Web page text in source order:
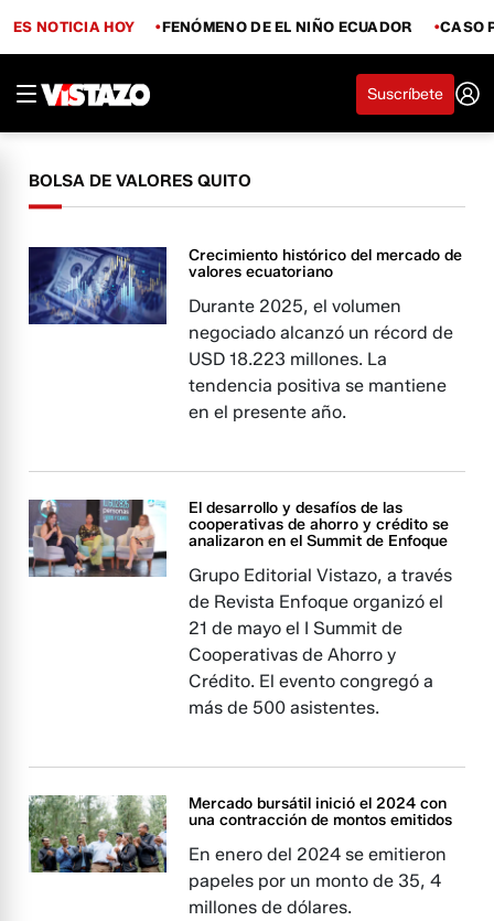
ES NOTICIA HOY FENÓMENO DE EL NIÑO ECUADOR CASO
Suscríbete
BOLSA DE VALORES QUITO
Crecimiento histórico del mercado de
valores ecuatoriano
Durante 2025, el volumen
negociado alcanzó un récord de
USD 18.223 millones. La
tendencia positiva se mantiene
en el presente año.
El desarrollo y desafíos de las
cooperativas de ahorro y crédito se
analizaron en el Summit de Enfoque
Grupo Editorial Vistazo, a través
de Revista Enfoque organizó el
21 de mayo el I Summit de
Cooperativas de Ahorro y
Crédito. El evento congregó a
más de 500 asistentes.
Mercado bursátil inició el 2024 con
una contracción de montos emitidos
En enero del 2024 se emitieron
papeles por un monto de 35, 4
millones de dólares.